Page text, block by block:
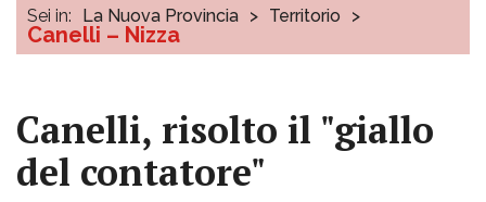
Sei in: La Nuova Provincia > Territorio >
Canelli – Nizza
Canelli, risolto il "giallo
del contatore"